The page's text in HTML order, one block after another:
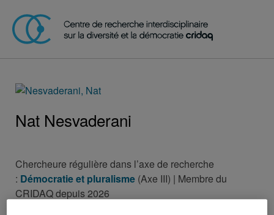
Nat Nesvaderani
Chercheure régulière dans l’axe de recherche
: Démocratie et pluralisme (Axe III) | Membre du
CRIDAQ depuis 2026